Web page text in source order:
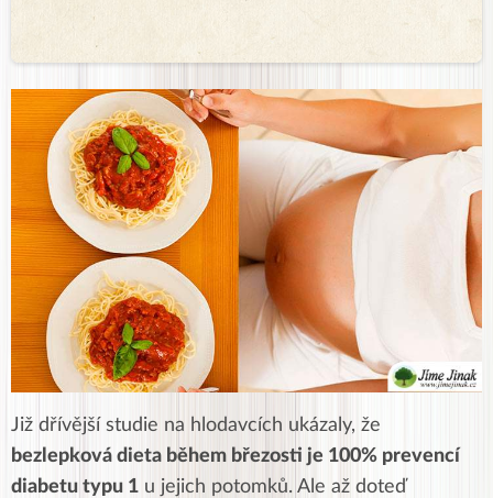
Již dřívější studie na hlodavcích ukázaly, že
bezlepková dieta během březosti je 100% prevencí
diabetu typu 1 u jejich potomků. Ale až doteď